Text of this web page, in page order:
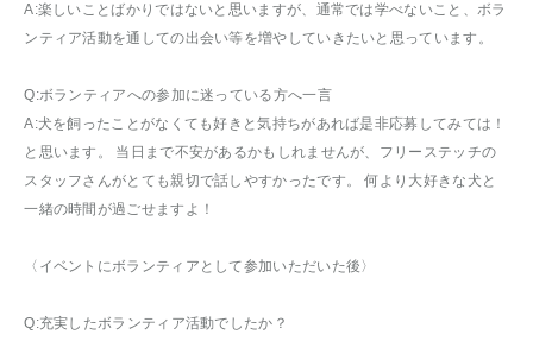
A:楽しいことばかりではないと思いますが、通常では学べないこと、ボラ
ンティア活動を通しての出会い等を増やしていきたいと思っています。
Q:ボランティアへの参加に迷っている方へ一言
A:犬を飼ったことがなくても好きと気持ちがあれば是非応募してみては！
と思います。 当日まで不安があるかもしれませんが、フリーステッチの
スタッフさんがとても親切で話しやすかったです。 何より大好きな犬と
一緒の時間が過ごせますよ！
〈イベントにボランティアとして参加いただいた後〉
Q:充実したボランティア活動でしたか？